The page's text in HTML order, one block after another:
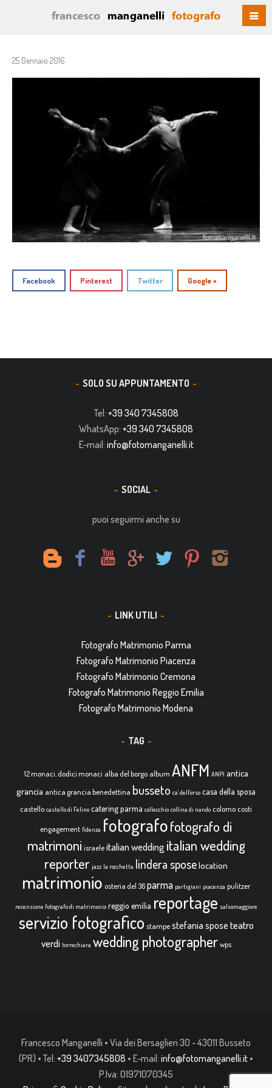
25 Gennaio 2016
Facebook Pinterest Twitter Google +
SOLO SU APPUNTAMENTO
Tel: +39 340 7345808
WhatsApp: +39 340 7345808
E-mail: info@fotomanganelli.it
SOCIAL
puoi seguirmi anche su
LINK UTILI
Fotografo Matrimonio Parma
Fotografo Matrimonio Piacenza
Fotografo Matrimonio Cremona
Fotografo Matrimonio Reggio Emilia
Fotografo Matrimonio Modena
TAG
12 monaci. dodici monaci alba del borgo album ANFM ANPI antica
grancia antica grancia benedettina busseto ca' dell'orso casa della sposa
castello castello di Felino catering parma collecchio collina di nando colorno costi
engagement fidenza fotografofotografo di
matrimoni israele italian wedding italian wedding
reporter jazz la rocchetta lindera sposelocation
matrimonio osteria del 36parma partigiani piacenza pulitzer
recensione fotografo di matrimonio reggio emilia reportage salsomaggiore
servizio fotografico stampe stefania spose teatro
verdi torrechiara wedding photographer wps
Francesco Manganelli • Via dei Bersaglieri 30 - 43011 Busseto
(PR) • Tel: +39 3407345808 • E-mail: info@fotomanganelli.it •
P.Iva: 01971070345